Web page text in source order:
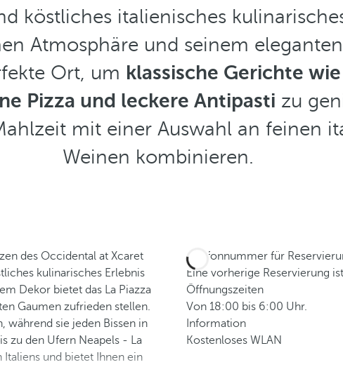
köstliches italienisches
Atmosphäre und seinem
Ort, um klassische Gerichte
Pizza und leckere Antipasti zu
mit einer Auswahl an feinen
Weinen kombinieren.
des Occidental at Xcaret
kulinarisches Erlebnis
Dekor bietet das La Piazza
Gaumen zufrieden stellen.
während sie jeden Bissen in
zu den Ufern Neapels - La
und bietet Ihnen ein
Telefonnummer für
Eine vorherige Reservierung
Öffnungszeiten
Von 18:00 bis 6:00 Uhr.
Information
Kostenloses WLAN